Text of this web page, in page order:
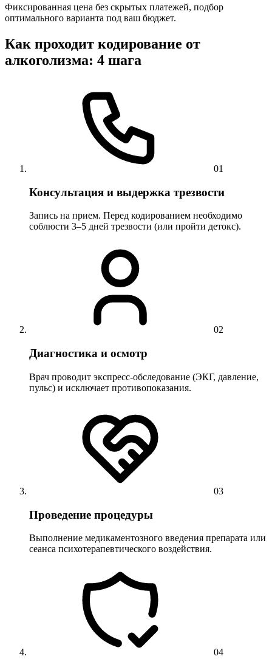
Фиксированная цена без скрытых платежей, подбор
оптимального варианта под ваш бюджет.
Как проходит кодирование от
алкоголизма: 4 шага
01
Консультация и выдержка трезвости
Запись на прием. Перед кодированием необходимо
соблюсти 3–5 дней трезвости (или пройти детокс).
02
Диагностика и осмотр
Врач проводит экспресс-обследование (ЭКГ, давление,
пульс) и исключает противопоказания.
03
Проведение процедуры
Выполнение медикаментозного введения препарата или
сеанса психотерапевтического воздействия.
04